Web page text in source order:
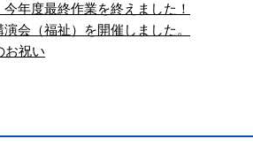
今年度最終作業を終えました！
会（福祉）を開催しました。
お祝い